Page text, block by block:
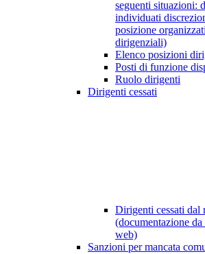
seguenti situazioni:
individuati
posizione
dirigenziali)
Elenco posizioni
Posti di funzione
Ruolo dirigenti
Dirigenti cessati
Dirigenti cessati dal
(documentazione
web)
Sanzioni per mancata